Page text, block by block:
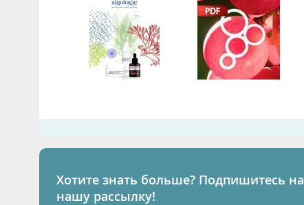
Хотите знать больше? Подпишитесь на
нашу рассылку!